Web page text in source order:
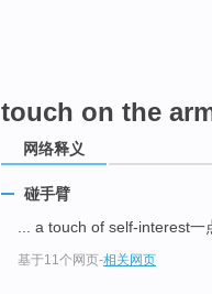
touch on the
网络释义
碰手臂
... a touch of self-interest一
基于11个网页-相关网页